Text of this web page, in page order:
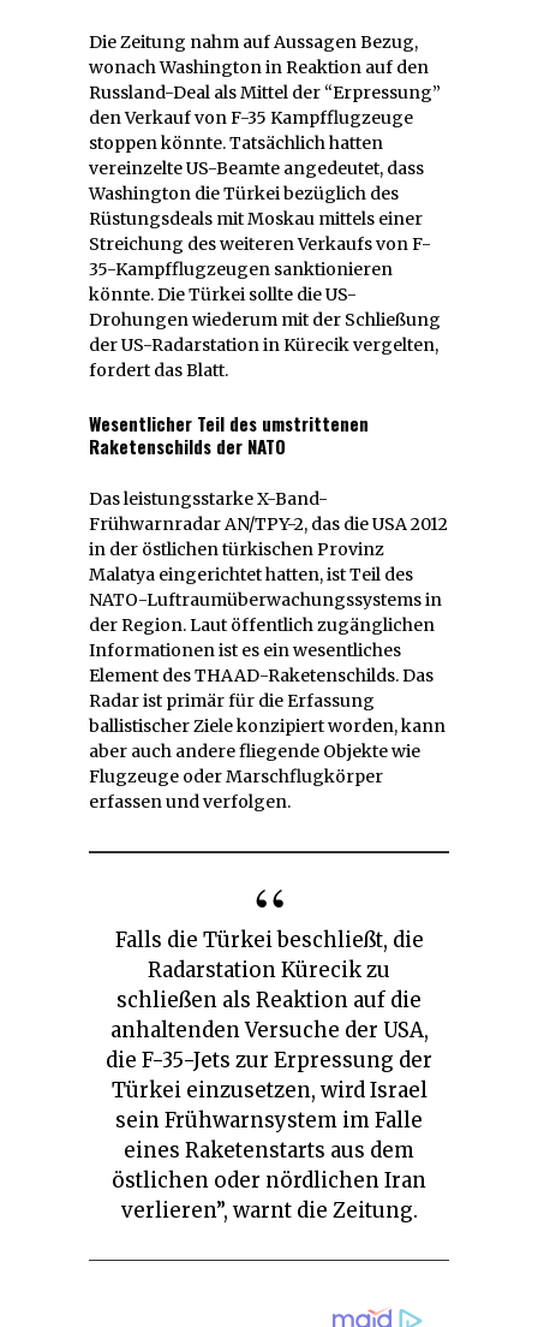
Die Zeitung nahm auf Aussagen Bezug,
wonach Washington in Reaktion auf den
Russland-Deal als Mittel der “Erpressung”
den Verkauf von F-35 Kampfflugzeuge
stoppen könnte. Tatsächlich hatten
vereinzelte US-Beamte angedeutet, dass
Washington die Türkei bezüglich des
Rüstungsdeals mit Moskau mittels einer
Streichung des weiteren Verkaufs von F-
35-Kampfflugzeugen sanktionieren
könnte. Die Türkei sollte die US-
Drohungen wiederum mit der Schließung
der US-Radarstation in Kürecik vergelten,
fordert das Blatt.
Wesentlicher Teil des umstrittenen
Raketenschilds der NATO
Das leistungsstarke X-Band-
Frühwarnradar AN/TPY-2, das die USA 2012
in der östlichen türkischen Provinz
Malatya eingerichtet hatten, ist Teil des
NATO-Luftraumüberwachungssystems in
der Region. Laut öffentlich zugänglichen
Informationen ist es ein wesentliches
Element des THAAD-Raketenschilds. Das
Radar ist primär für die Erfassung
ballistischer Ziele konzipiert worden, kann
aber auch andere fliegende Objekte wie
Flugzeuge oder Marschflugkörper
erfassen und verfolgen.
Falls die Türkei beschließt, die
Radarstation Kürecik zu
schließen als Reaktion auf die
anhaltenden Versuche der USA,
die F-35-Jets zur Erpressung der
Türkei einzusetzen, wird Israel
sein Frühwarnsystem im Falle
eines Raketenstarts aus dem
östlichen oder nördlichen Iran
verlieren”, warnt die Zeitung.